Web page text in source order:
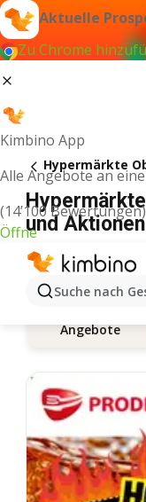
Aktuelle
Zu Chrome
Kimbino App
Alle Angebote an
(14’100 Bewertungen)
Öffne
Suche nach
Hypermärkte
und Aktionen
Angebote